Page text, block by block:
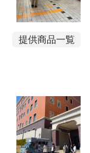
提供商品一覧